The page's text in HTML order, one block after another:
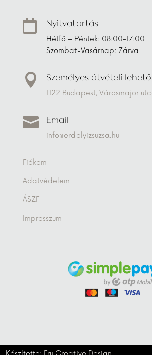
 Nyitvatartás
Hétfő – Péntek: 08:00-17:00
Szombat-Vasárnap: Zárva
 Személyes átvételi
1122 Budapest, Városmajor
 Email
info@erdelyizsuzsa.hu
Fiókom
Adatvédelem
ÁSZF
Impresszum